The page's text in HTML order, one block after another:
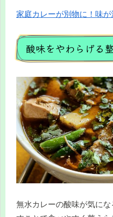
家庭カレーが別物に！味
酸味をやわらげる
無水カレーの酸味が気に